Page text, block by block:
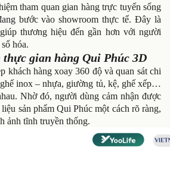
tham quan gian hàng trực tuyến sống
bước vào showroom thực tế. Đây là
thương hiệu đến gần hơn với người
hóa.
gian hàng Qui Phúc 3D
khách hàng xoay 360 độ và quan sát chi
inox – nhựa, giường tủ, kệ, ghế xếp…
Nhờ đó, người dùng cảm nhận được
sản phẩm Qui Phúc một cách rõ ràng,
ảnh tĩnh truyền thống.